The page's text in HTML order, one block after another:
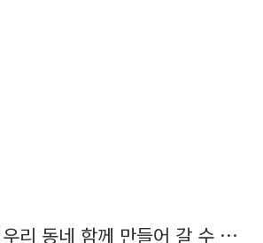
리 동네 함께 만들어 갈 수 있